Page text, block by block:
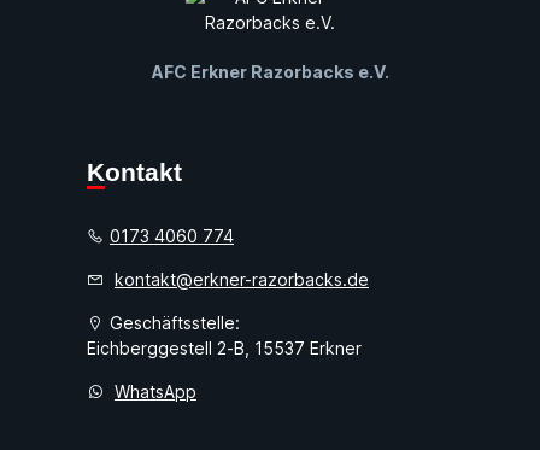
AFC Erkner Razorbacks e.V.
Kontakt
0173 4060 774
kontakt@erkner-razorbacks.de
Geschäftsstelle:
Eichberggestell 2-B, 15537 Erkner
WhatsApp